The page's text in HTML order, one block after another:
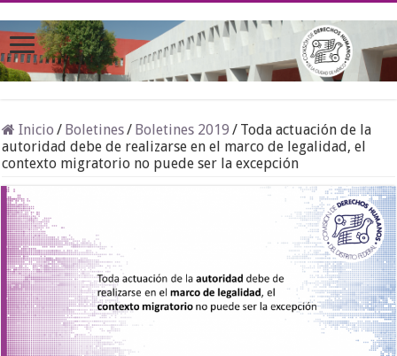
Inicio / Boletines/ Boletines 2019 / Toda actuación de la
autoridad debe de realizarse en el marco de legalidad, el
contexto migratorio no puede ser la excepción